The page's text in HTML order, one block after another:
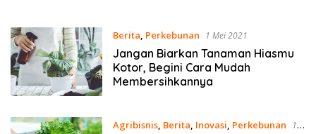
Berita, Perkebunan 1 Mei 2021
Jangan Biarkan Tanaman Hiasmu
Kotor, Begini Cara Mudah
Membersihkannya
Agribisnis, Berita, Inovasi, Perkebunan
16